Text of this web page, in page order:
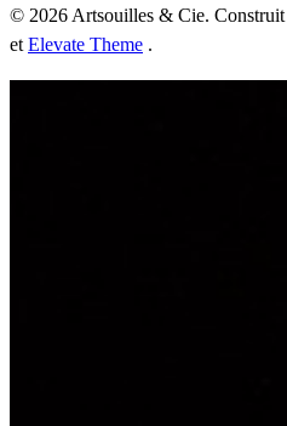
© 2026 Artsouilles & Cie.
et Elevate Theme .